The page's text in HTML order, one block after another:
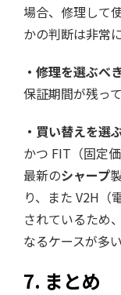
場合、修理して
かの判断は非常
・修理を選ぶべ
保証期間が残っ
・買い替えを選
かつ FIT（固定
最新のシャープ
り、また V2H（
されているため
なるケースが多い
7. まとめ